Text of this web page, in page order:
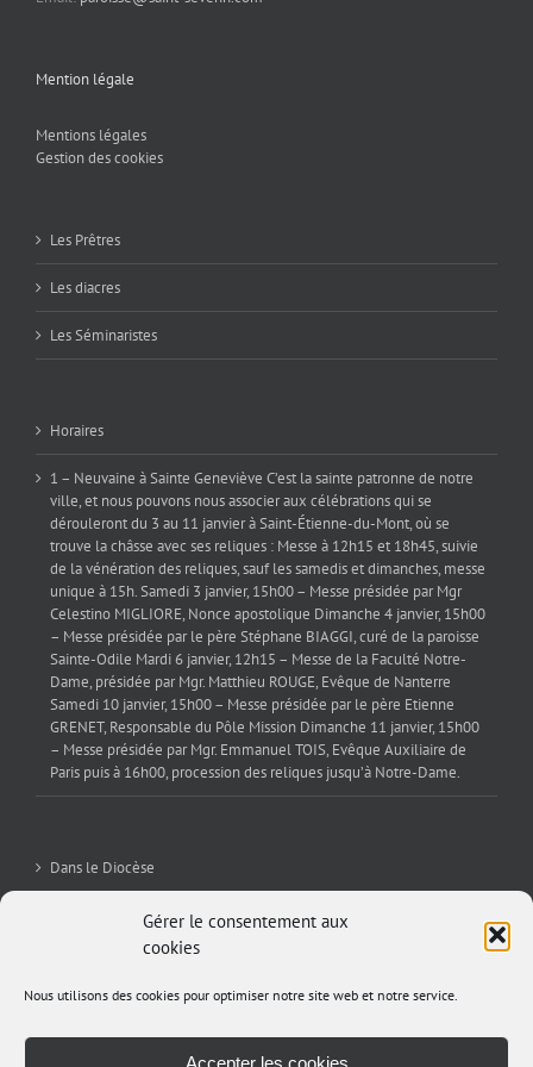
Gérer le consentement aux
cookies
Nous utilisons des cookies pour optimiser notre site web et notre service.
Accepter les cookies
Mention légale
Mentions légales
Gestion des cookies
Les Prêtres
Les diacres
Les Séminaristes
Horaires
1 – Neuvaine à Sainte Geneviève C’est la sainte patronne de notre
ville, et nous pouvons nous associer aux célébrations qui se
dérouleront du 3 au 11 janvier à Saint-Étienne-du-Mont, où se
trouve la châsse avec ses reliques : Messe à 12h15 et 18h45, suivie
de la vénération des reliques, sauf les samedis et dimanches, messe
unique à 15h. Samedi 3 janvier, 15h00 – Messe présidée par Mgr
Celestino MIGLIORE, Nonce apostolique Dimanche 4 janvier, 15h00
– Messe présidée par le père Stéphane BIAGGI, curé de la paroisse
Sainte-Odile Mardi 6 janvier, 12h15 – Messe de la Faculté Notre-
Dame, présidée par Mgr. Matthieu ROUGE, Evêque de Nanterre
Samedi 10 janvier, 15h00 – Messe présidée par le père Etienne
GRENET, Responsable du Pôle Mission Dimanche 11 janvier, 15h00
– Messe présidée par Mgr. Emmanuel TOIS, Evêque Auxiliaire de
Paris puis à 16h00, procession des reliques jusqu’à Notre-Dame.
Dans le Diocèse